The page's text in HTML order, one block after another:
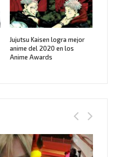
Jujutsu Kaisen logra mejor
anime del 2020 en los
Anime Awards